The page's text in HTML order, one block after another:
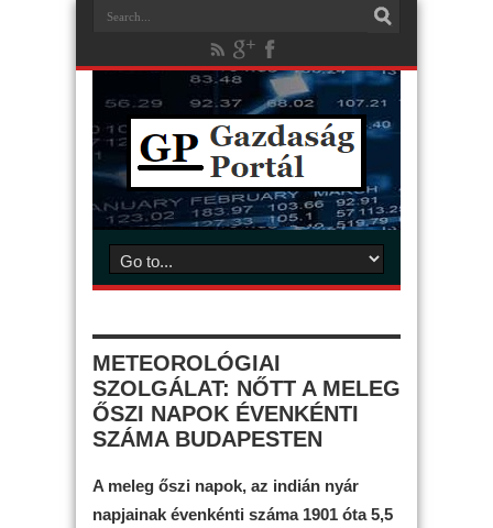
METEOROLÓGIAI
SZOLGÁLAT: NŐTT A MELEG
ŐSZI NAPOK ÉVENKÉNTI
SZÁMA BUDAPESTEN
A meleg őszi napok, az indián nyár
napjainak évenkénti száma 1901 óta 5,5